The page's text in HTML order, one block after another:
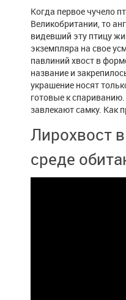
Когда первое чучело
Великобритании, то
видевший эту птицу
экземпляра на свое
павлиний хвост в
название и
украшение носят
готовые к
завлекают самку. Как
Лирохвост
среде